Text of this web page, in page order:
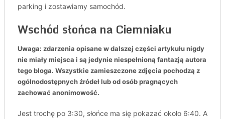
parking i zostawiamy samochód.
Wschód słońca na Ciemniaku
Uwaga: zdarzenia opisane w dalszej części artykułu nigdy
nie miały miejsca i są jedynie niespełnioną fantazją autora
tego bloga. Wszystkie zamieszczone zdjęcia pochodzą z
ogólnodostępnych źródeł lub od osób pragnących
zachować anonimowość.
Jest trochę po 3:30, słońce ma się pokazać około 6:40. A